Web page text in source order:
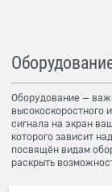
Оборудование —
высокоскоростного
сигнала на экран
которого зависит
посвящён видам
раскрыть